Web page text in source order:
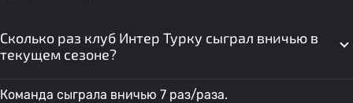
Сколько раз клуб Интер Турку сыграл вничью в
текущем сезоне?
Команда сыграла вничью 7 раз/раза.